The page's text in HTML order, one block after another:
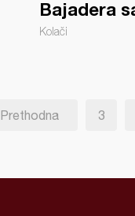
Bajadera
Kolači
Prethodna 3